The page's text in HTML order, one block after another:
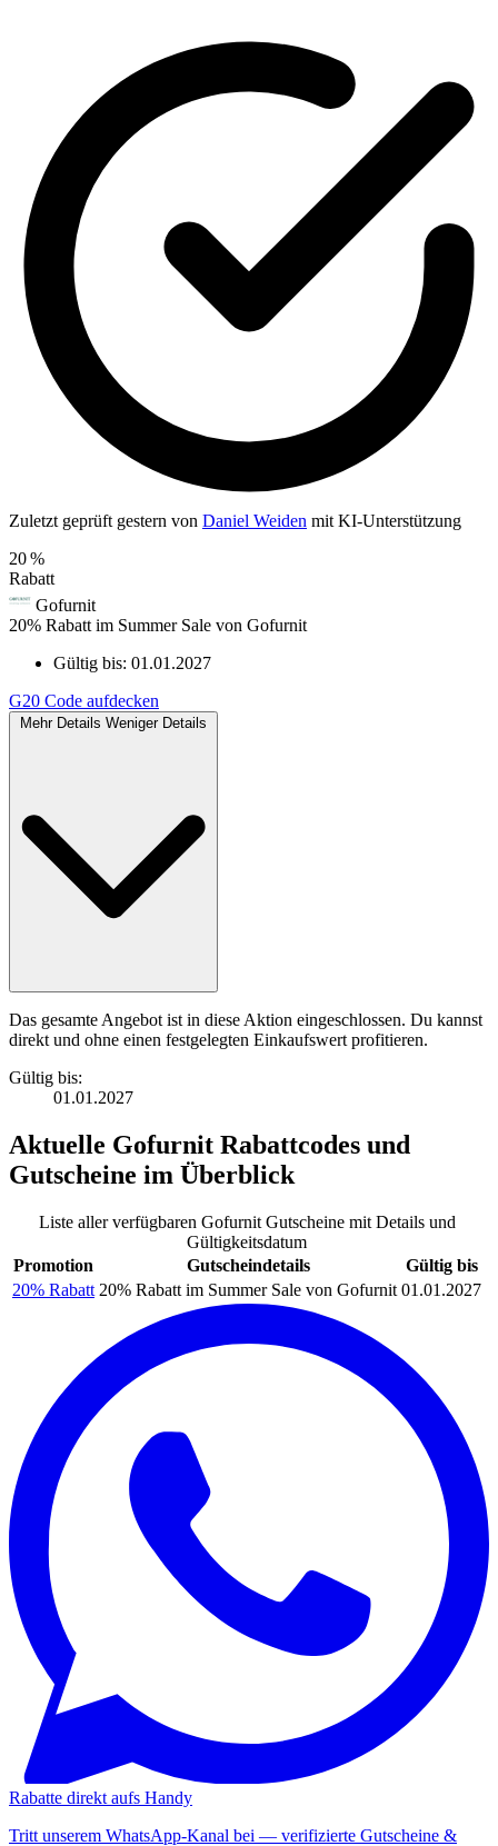
Zuletzt geprüft gestern von Daniel Weiden mit KI‑Unterstützung
20 %
Rabatt
Gofurnit
20% Rabatt im Summer Sale von Gofurnit
Gültig bis: 01.01.2027
G20 Code aufdecken
Mehr Details Weniger Details
Das gesamte Angebot ist in diese Aktion eingeschlossen. Du kannst
direkt und ohne einen festgelegten Einkaufswert profitieren.
Gültig bis:
01.01.2027
Aktuelle Gofurnit Rabattcodes und
Gutscheine im Überblick
Liste aller verfügbaren Gofurnit Gutscheine mit Details und
Gültigkeitsdatum
Promotion
Gutscheindetails
Gültig bis
20% Rabatt 20% Rabatt im Summer Sale von Gofurnit 01.01.2027
Rabatte direkt aufs Handy
Tritt unserem WhatsApp-Kanal bei — verifizierte Gutscheine &